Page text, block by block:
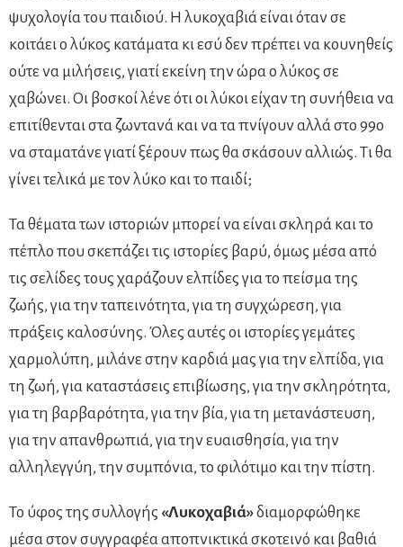
ψυχολογία του παιδιού. Η λυκοχαβιά είναι όταν σε
κοιτάει ο λύκος κατάματα κι εσύ δεν πρέπει να κουνηθείς
ούτε να μιλήσεις, γιατί εκείνη την ώρα ο λύκος σε
χαβώνει. Οι βοσκοί λένε ότι οι λύκοι είχαν τη συνήθεια να
επιτίθενται στα ζωντανά και να τα πνίγουν αλλά στο 99ο
να σταματάνε γιατί ξέρουν πως θα σκάσουν αλλιώς. Τι θα
γίνει τελικά με τον λύκο και το παιδί;
Τα θέματα των ιστοριών μπορεί να είναι σκληρά και το
πέπλο που σκεπάζει τις ιστορίες βαρύ, όμως μέσα από
τις σελίδες τους χαράζουν ελπίδες για το πείσμα της
ζωής, για την ταπεινότητα, για τη συγχώρεση, για
πράξεις καλοσύνης. Όλες αυτές οι ιστορίες γεμάτες
χαρμολύπη, μιλάνε στην καρδιά μας για την ελπίδα, για
τη ζωή, για καταστάσεις επιβίωσης, για την σκληρότητα,
για τη βαρβαρότητα, για την βία, για τη μετανάστευση,
για την απανθρωπιά, για την ευαισθησία, για την
αλληλεγγύη, την συμπόνια, το φιλότιμο και την πίστη.
Το ύφος της συλλογής «Λυκοχαβιά»διαμορφώθηκε
μέσα στον συγγραφέα αποπνικτικά σκοτεινό και βαθιά